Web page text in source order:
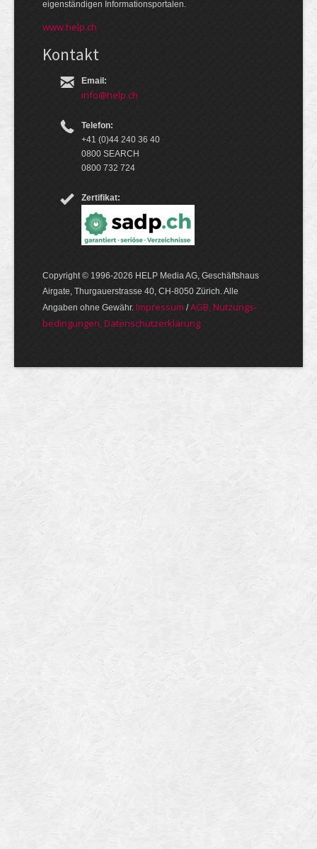
eigen­ständigen Infor­mations­por­talen.
www.help.ch
Kontakt
Email:
info@help.ch
Telefon:
+41 (0)44 240 36 40
0800 SEARCH
0800 732 724
Zertifikat:
Copyright © 1996-2026 HELP Media AG, Geschäftshaus
Airgate, Thurgauer­strasse 40, CH-8050 Zürich. Alle
Angaben ohne Gewähr. Im­pres­sum /AGB, Nut­zungs­
bedin­gungen, Daten­schutz­er­klärung